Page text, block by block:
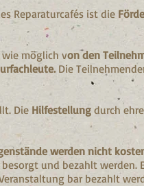
Reparaturcafés ist die
wie möglich von den
Die
Die Hilfestellung durch
werden nicht
und bezahlt werden.
bar bezahlt